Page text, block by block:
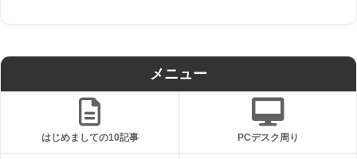
メニュー
はじめましての10記事 PCデスク周り